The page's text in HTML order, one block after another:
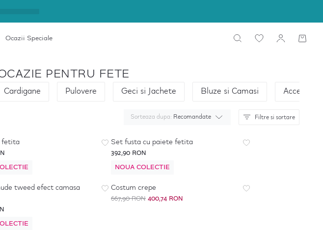
Ocazii Speciale
PENTRU FETE
Cardigane Pulovere Geci si Jachete Bluze si Camasi Accesorii
Sorteaza dupa: Recomandate Filtre si sortare
fetita Set fusta cu paiete fetita
392,90 RON
NOUA COLECTIE
tweed efect camasa
-40%
Costum crepe
667,90 RON400,74 RON